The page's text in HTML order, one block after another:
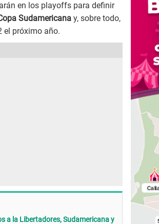
en los playoffs para definir
Sudamericana y, sobre todo,
el próximo año.
a la Libertadores, Sudamericana y